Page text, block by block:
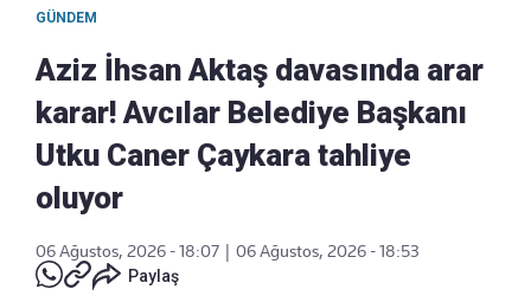
GÜNDEM
Aziz İhsan Aktaş davasında arar
karar! Avcılar Belediye Başkanı
Utku Caner Çaykara tahliye
oluyor
06 Ağustos, 2026 - 18:07
06 Ağustos, 2026 - 18:53
Paylaş